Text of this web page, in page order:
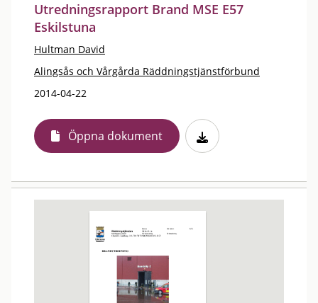
Utredningsrapport Brand MSE E57
Eskilstuna
Hultman David
Alingsås och Vårgårda Räddningstjänstförbund
2014-04-22
Öppna dokument